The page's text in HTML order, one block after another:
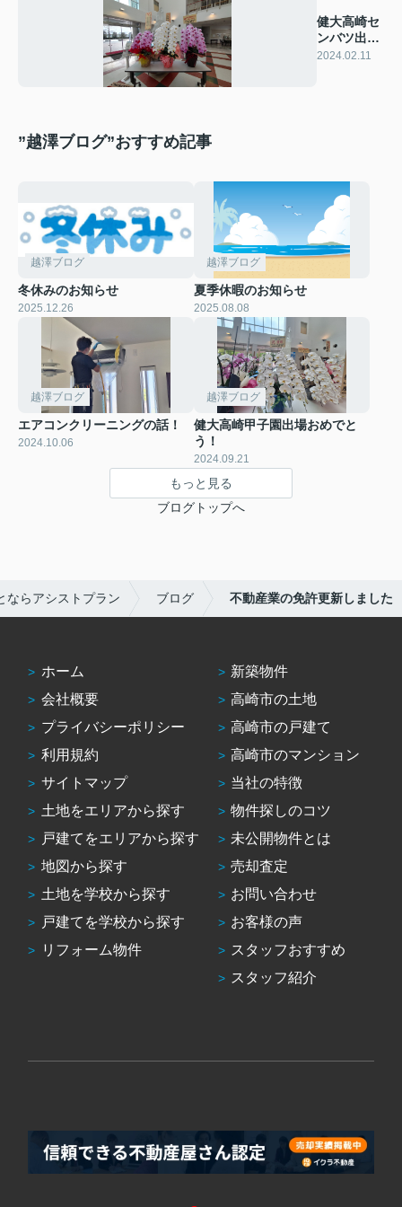
健大高崎セ
ンバツ出場
おめでと
2024.02.11
”越澤ブログ”おすすめ記事
越澤ブログ
冬休みのお知らせ
2025.12.26
越澤ブログ
夏季休暇のお知らせ
2025.08.08
越澤ブログ
エアコンクリーニングの話！
2024.10.06
越澤ブログ
健大高崎甲子園出場おめでと
う！
2024.09.21
もっと見る
ブログトップへ
ならアシストプラン ブログ 不動産業の免許更新しました
ホーム
会社概要
プライバシーポリシー
利用規約
サイトマップ
土地をエリアから探す
戸建てをエリアから探す
地図から探す
土地を学校から探す
戸建てを学校から探す
リフォーム物件
新築物件
高崎市の土地
高崎市の戸建て
高崎市のマンション
当社の特徴
物件探しのコツ
未公開物件とは
売却査定
お問い合わせ
お客様の声
スタッフおすすめ
スタッフ紹介